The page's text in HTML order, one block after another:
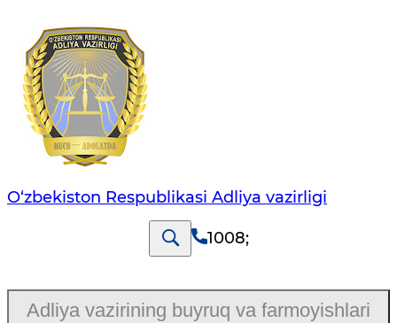
O‘zbekiston Respublikasi Adliya vazirligi
1008;
Adliya vazirining buyruq va farmoyishlari